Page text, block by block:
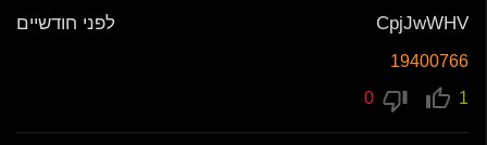
CpjJwWHV לפני חודשיים
19400766
1